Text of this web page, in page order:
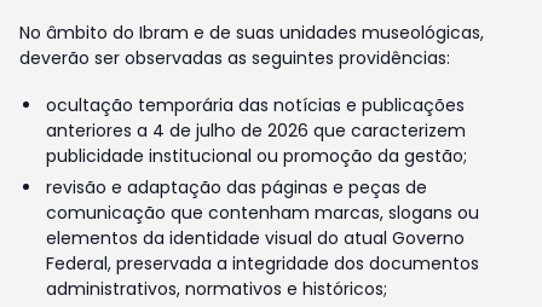
No âmbito do Ibram e de suas unidades museológicas,
deverão ser observadas as seguintes providências:
ocultação temporária das notícias e publicações
anteriores a 4 de julho de 2026 que caracterizem
publicidade institucional ou promoção da gestão;
revisão e adaptação das páginas e peças de
comunicação que contenham marcas, slogans ou
elementos da identidade visual do atual Governo
Federal, preservada a integridade dos documentos
administrativos, normativos e históricos;